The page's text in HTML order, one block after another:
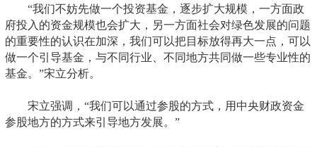
“我们不妨先做一个投资基金，逐步扩大规模，一方面政
府投入的资金规模也会扩大，另一方面社会对绿色发展的问题
的重要性的认识在加深，我们可以把目标放得再大一点，可以
做一个引导基金，与不同行业、不同地方共同做一些专业性的
基金。”宋立分析。
宋立强调，“我们可以通过参股的方式，用中央财政资金
参股地方的方式来引导地方发展。”